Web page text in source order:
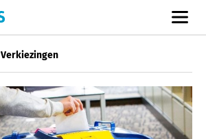
Verkiezingen